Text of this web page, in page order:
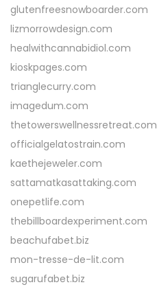
glutenfreesnowboarder.com
lizmorrowdesign.com
healwithcannabidiol.com
kioskpages.com
trianglecurry.com
imagedum.com
thetowerswellnessretreat.com
officialgelatostrain.com
kaethejeweler.com
sattamatkasattaking.com
onepetlife.com
thebillboardexperiment.com
beachufabet.biz
mon-tresse-de-lit.com
sugarufabet.biz